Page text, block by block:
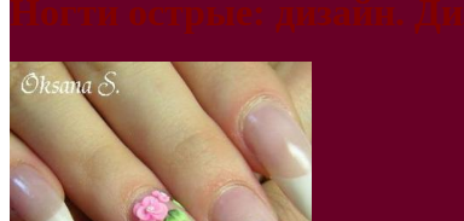
Ногти острые: дизайн.